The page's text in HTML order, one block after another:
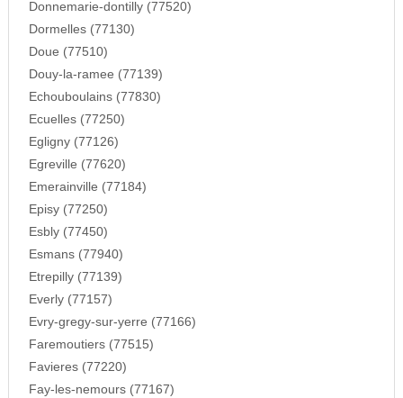
Donnemarie-dontilly (77520)
Dormelles (77130)
Doue (77510)
Douy-la-ramee (77139)
Echouboulains (77830)
Ecuelles (77250)
Egligny (77126)
Egreville (77620)
Emerainville (77184)
Episy (77250)
Esbly (77450)
Esmans (77940)
Etrepilly (77139)
Everly (77157)
Evry-gregy-sur-yerre (77166)
Faremoutiers (77515)
Favieres (77220)
Fay-les-nemours (77167)